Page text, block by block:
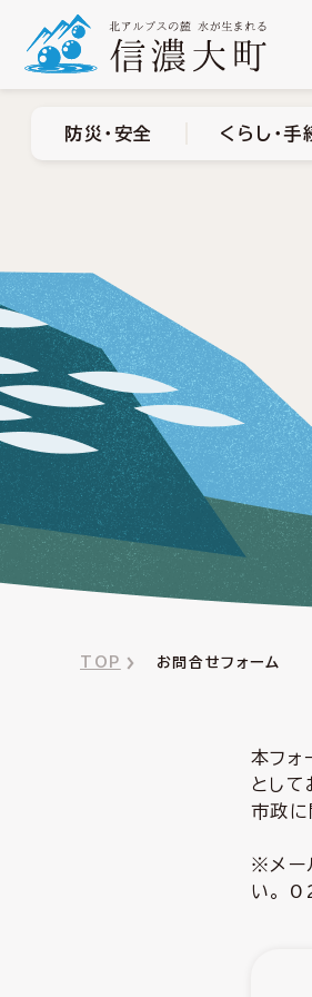
防災・安全 くらし・手
TOP お問合せフォーム
本フォ
とし
市政に
※メー
い。